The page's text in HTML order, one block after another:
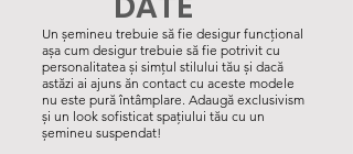
cu
Un șemineu trebuie să fie desigur funcțional
așa cum desigur trebuie să fie potrivit cu
personalitatea și simțul stilului tău și dacă
astăzi ai ajuns ăn contact cu aceste modele
nu este pură întâmplare. Adaugă exclusivism
și un look sofisticat spațiului tău cu un
șemineu suspendat!